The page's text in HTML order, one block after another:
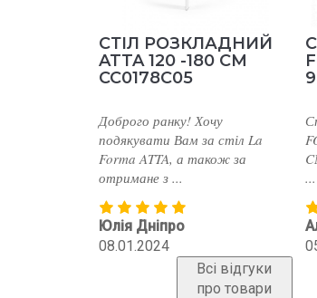
СТІЛ ПИСЬМОВИЙ
FOREMAN CC1178M01
98 X 46 CМ
Стіл письмовий LA FORMA
FOREMAN CC1178M01 98 X 46
CМ сподобався, на 10 з 10 балі
...
Аліса Аліса
05.09.2022
Всі відгуки
про товари